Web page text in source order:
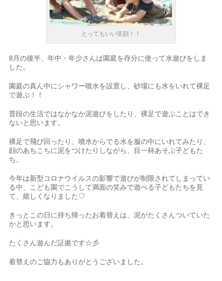
とってもいい笑顔！！
8月の後半、年中・年少さんは園庭を存分に使って水遊びをしま
した。
園庭の真ん中にシャワー噴水を設置し、砂場にも水をいれて裸足
で遊ぶ！！
普段の生活ではなかなか泥遊びをしたり、裸足で遊ぶことはでき
ないと思います。
裸足で飛び回ったり、噴水からでる水を服の中にいれてみたり、
顔のあちこちに泥をつけたりしながら、目一杯あそぶ子どもた
ち。
今年は新型コロナウイルスの影響で遊びが制限されてしまってい
る中、こども園でこうして満面の笑みで遊べる子どもたちを見
て、嬉しくなりました♡
きっとこの日に持ち帰ったお着替えは、泥がたくさんついていた
かと思います。
たくさん遊んだ証拠です☆彡
着替えのご協力もありがとうございました。